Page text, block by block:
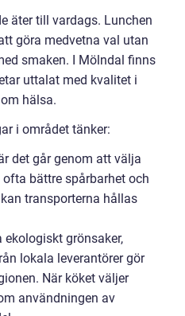
äter till vardags. Lunchen
göra medvetna val utan
smaken. I Mölndal finns
uttalat med kvalitet i
hälsa.
i området tänker:
det går genom att välja
bättre spårbarhet och
transporterna hållas
grönsaker,
lokala leverantörer gör
När köket väljer
användningen av